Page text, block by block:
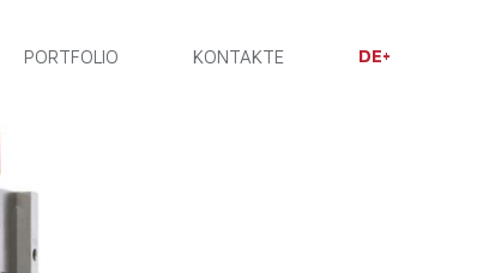
PORTFOLIO KONTAKTE DE